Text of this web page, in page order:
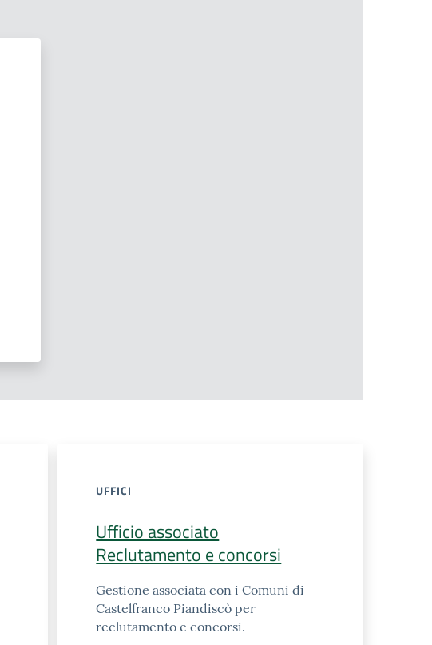
UFFICI
Ufficio associato
Reclutamento e concorsi
Gestione associata con i Comuni di
Castelfranco Piandiscò per
reclutamento e concorsi.